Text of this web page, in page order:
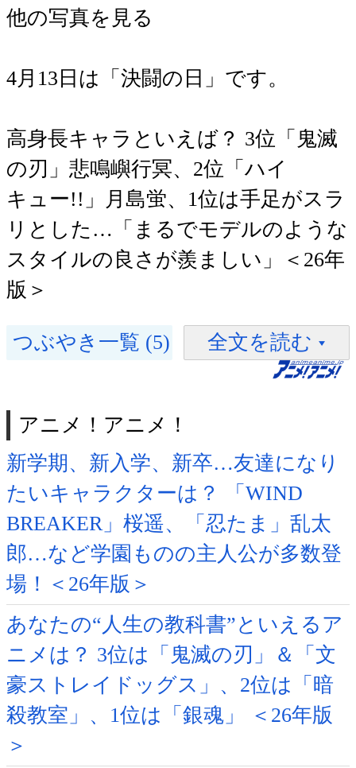
他の写真を見る
4月13日は「決闘の日」です。
高身長キャラといえば？ 3位「鬼滅
の刃」悲鳴嶼行冥、2位「ハイ
キュー!!」月島蛍、1位は手足がスラ
リとした…「まるでモデルのような
スタイルの良さが羨ましい」＜26年
版＞
つぶやき一覧 (5) 全文を読む
アニメ！アニメ！
新学期、新入学、新卒…友達になり
たいキャラクターは？ 「WIND
BREAKER」桜遥、「忍たま」乱太
郎…など学園ものの主人公が多数登
場！＜26年版＞
あなたの“人生の教科書”といえるア
ニメは？ 3位は「鬼滅の刃」＆「文
豪ストレイドッグス」、2位は「暗
殺教室」、1位は「銀魂」 ＜26年版
＞